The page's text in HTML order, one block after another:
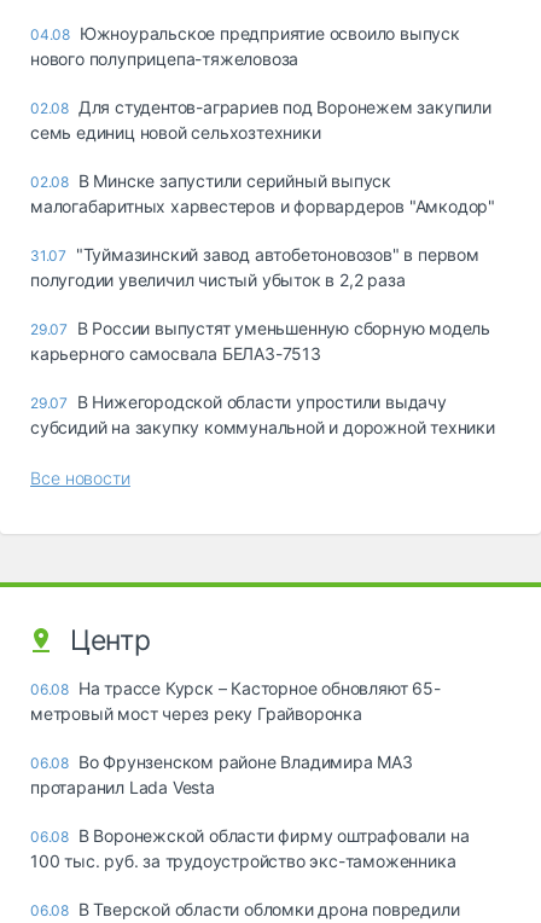
04.08 Южноуральское предприятие освоило выпуск
нового полуприцепа-тяжеловоза
02.08 Для студентов-аграриев под Воронежем закупили
семь единиц новой сельхозтехники
02.08 В Минске запустили серийный выпуск
малогабаритных харвестеров и форвардеров "Амкодор"
31.07
"Туймазинский завод автобетоновозов" в первом
полугодии увеличил чистый убыток в 2,2 раза
29.07
В России выпустят уменьшенную сборную модель
карьерного самосвала БЕЛАЗ-7513
29.07
В Нижегородской области упростили выдачу
субсидий на закупку коммунальной и дорожной техники
Все новости
Центр
06.08 На трассе Курск – Касторное обновляют 65-
метровый мост через реку Грайворонка
06.08 Во Фрунзенском районе Владимира МАЗ
протаранил Lada Vesta
06.08 В Воронежской области фирму оштрафовали на
100 тыс. руб. за трудоустройство экс-таможенника
06.08 В Тверской области обломки дрона повредили